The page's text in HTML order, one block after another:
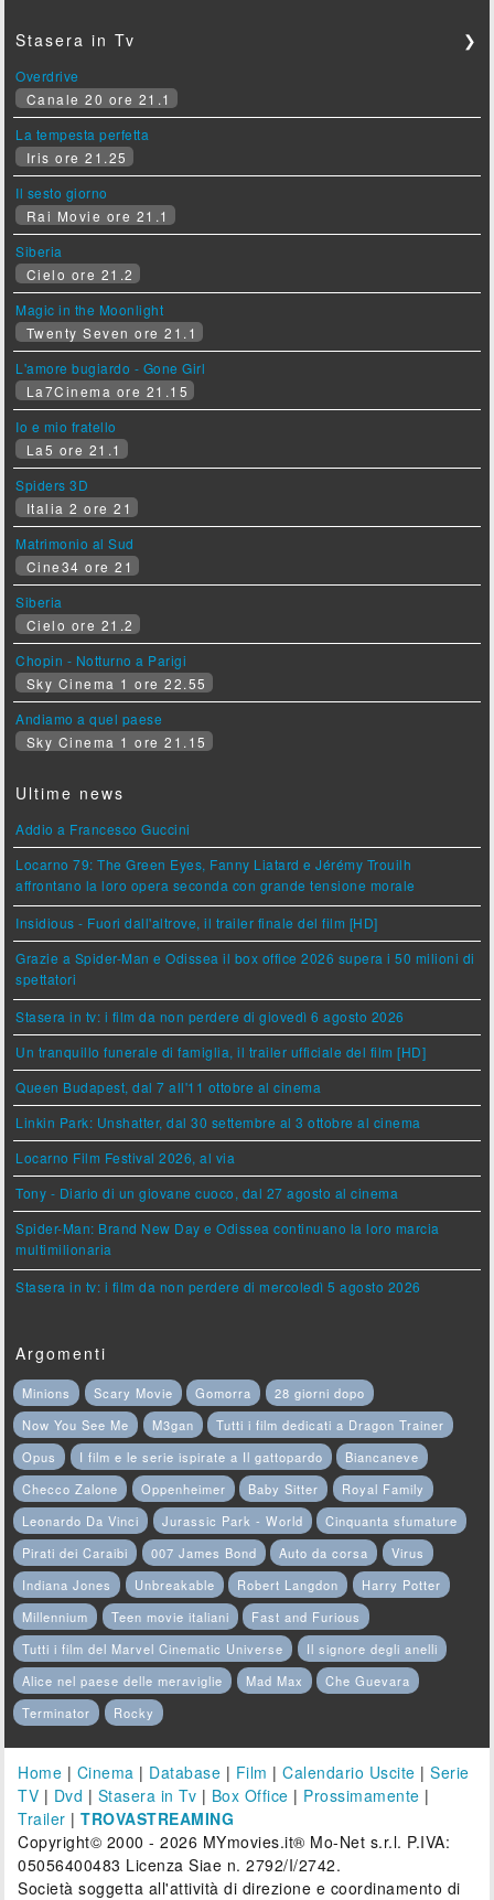
Stasera in Tv ❯
Overdrive
Canale 20 ore 21.1
La tempesta perfetta
Iris ore 21.25
Il sesto giorno
Rai Movie ore 21.1
Siberia
Cielo ore 21.2
Magic in the Moonlight
Twenty Seven ore 21.1
L'amore bugiardo - Gone Girl
La7Cinema ore 21.15
Io e mio fratello
La5 ore 21.1
Spiders 3D
Italia 2 ore 21
Matrimonio al Sud
Cine34 ore 21
Siberia
Cielo ore 21.2
Chopin - Notturno a Parigi
Sky Cinema 1 ore 22.55
Andiamo a quel paese
Sky Cinema 1 ore 21.15
Ultime news
Addio a Francesco Guccini
Locarno 79: The Green Eyes, Fanny Liatard e Jérémy Trouilh
affrontano la loro opera seconda con grande tensione morale
Insidious - Fuori dall'altrove, il trailer finale del film [HD]
Grazie a Spider-Man e Odissea il box office 2026 supera i 50 milioni di
spettatori
Stasera in tv: i film da non perdere di giovedì 6 agosto 2026
Un tranquillo funerale di famiglia, il trailer ufficiale del film [HD]
Queen Budapest, dal 7 all'11 ottobre al cinema
Linkin Park: Unshatter, dal 30 settembre al 3 ottobre al cinema
Locarno Film Festival 2026, al via
Tony - Diario di un giovane cuoco, dal 27 agosto al cinema
Spider-Man: Brand New Day e Odissea continuano la loro marcia
multimilionaria
Stasera in tv: i film da non perdere di mercoledì 5 agosto 2026
Argomenti
Minions Scary Movie Gomorra
28 giorni dopo
Now You See Me
M3gan
Tutti i film dedicati a Dragon Trainer
Opus
I film e le serie ispirate a Il gattopardo
Biancaneve
Checco Zalone
Oppenheimer Baby Sitter
Royal Family
Leonardo Da Vinci
Jurassic Park - World
Cinquanta sfumature
Pirati dei Caraibi
007 James Bond Auto da corsa
Virus
Indiana Jones
Unbreakable Robert Langdon
Harry Potter
Millennium
Teen movie italiani
Fast and Furious
Tutti i film del Marvel Cinematic Universe
Il signore degli anelli
Alice nel paese delle meraviglie
Mad Max
Che Guevara
Terminator
Rocky
Home | Cinema | Database | Film |Calendario Uscite |Serie
TV | Dvd | Stasera in Tv | Box Office | Prossimamente |
Trailer |TROVASTREAMING
Copyright© 2000 - 2026 MYmovies.it® Mo-Net s.r.l. P.IVA:
05056400483 Licenza Siae n. 2792/I/2742.
Società soggetta all'attività di direzione e coordinamento di